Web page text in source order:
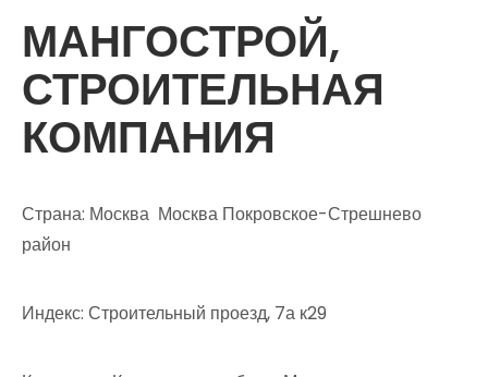
МАНГОСТРОЙ,
СТРОИТЕЛЬНАЯ
КОМПАНИЯ
Страна: Москва Москва Покровское-Стрешнево
район
Индекс: Строительный проезд, 7а к29